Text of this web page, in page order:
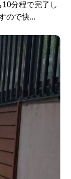
分程で完了し
ので快...